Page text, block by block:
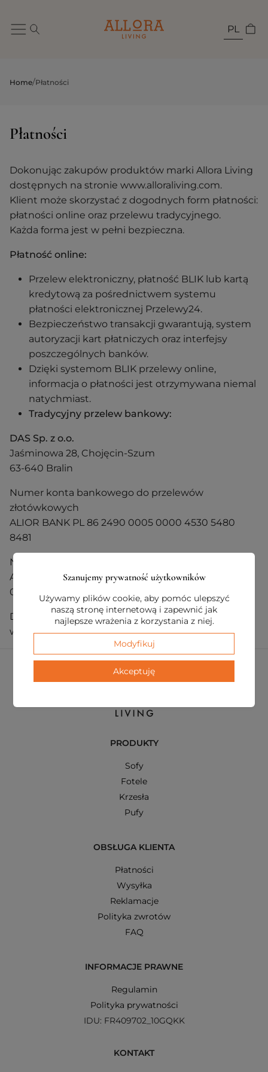
PL
Home/Płatności
Płatności
Dokonując zakupów produktów marki Allora Living
dostępnych na stronie www.alloraliving.com.
Klient może skorzystać z dogodnych form płatności:
płatności online oraz przelewu tradycyjnego.
Każda forma jest w pełni bezpieczna.
Płatność online:
Przelew elektroniczny, płatność BLIK lub kartą
kredytową za pośrednictwem systemu
płatności elektronicznej Przelewy24.
Bezpieczeństwo transakcji gwarantują, system
autoryzacji kart płatniczych oraz interfejsy
poszczególnych banków.
Dzięki systemom BLIK przelewy online,
informacja o płatności jest otrzymywana niemal
natychmiast.
Tradycyjny przelew bankowy:
DAS Sp. z o.o.
Jaśminowa 28, Chojęcin-Szum
63-640 Bralin
Numer konta bankowego do przelewów
złotówkowych
ALIOR BANK PL 86 2490 0005 0000 4530 5480
8481
Numer konta bankowego do przelewów w euro
ALIOR BANK SWIFT: ALBPPLPW PL 14 2490 0005
0000 4600 3324 1104
Dokonując przelewu bankowego, w tytule należy
wpisaćnumer zamówienia.
PRODUKTY
Sofy
Fotele
Krzesła
Pufy
OBSŁUGA KLIENTA
Płatności
Wysyłka
Reklamacje
Polityka zwrotów
FAQ
INFORMACJE PRAWNE
Regulamin
Polityka prywatności
IDU: FR409702_10GQKK
KONTAKT
Szanujemy prywatność użytkowników
Używamy plików cookie, aby pomóc ulepszyć
naszą stronę internetową i zapewnić jak
najlepsze wrażenia z korzystania z niej.
Modyfikuj
Akceptuję